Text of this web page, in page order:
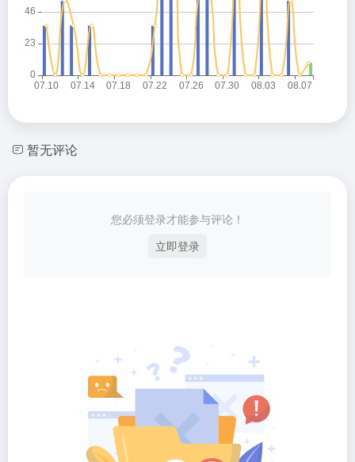
暂无评论
您必须登录才能参与评论！
立即登录